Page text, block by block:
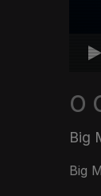
O
Big
Big